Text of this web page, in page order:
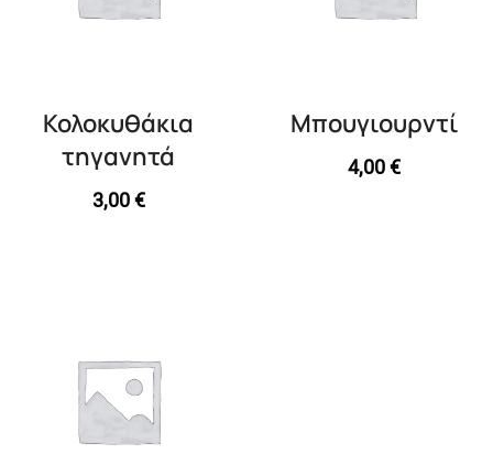
Κολοκυθάκια
τηγανητά
3,00€
Μπουγιουρντί
4,00€